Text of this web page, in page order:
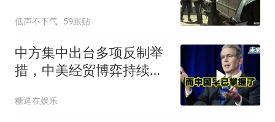
低声不下气 59跟贴
中方集中出台多项反制举
措，中美经贸博弈持续升
糖逗在娱乐